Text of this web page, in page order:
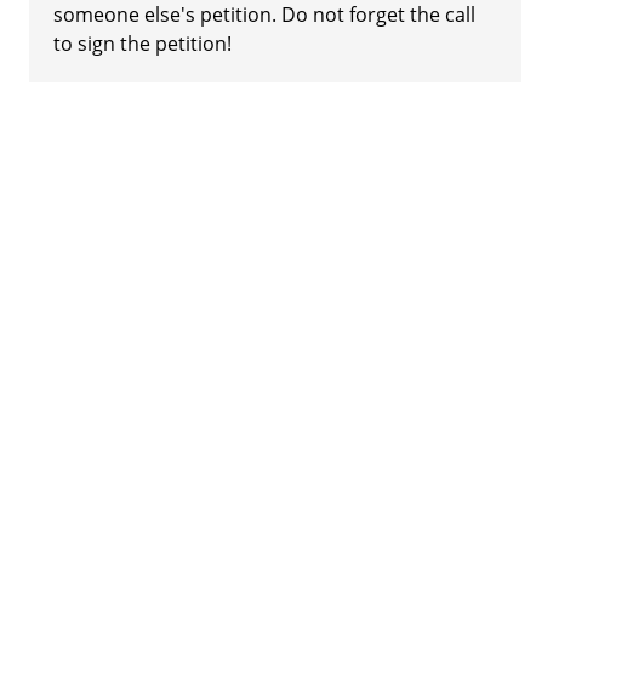
someone else's petition. Do not forget the call
to sign the petition!